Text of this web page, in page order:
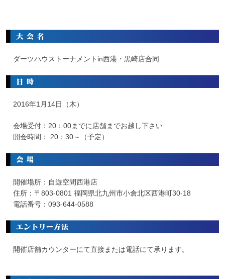
ダーツハウストーナメントin西港・黒崎店合同
2016年1月14日（木）
会場受付：20：00までに店舗までお越し下さい
開会時間： 20：30～（予定）
開催場所：自遊空間西港店
住所：〒803-0801 福岡県北九州市小倉北区西港町30-18
電話番号：093-644-0588
開催店舗カウンターにて直接または電話にて承ります。